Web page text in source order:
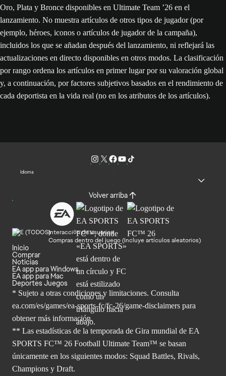
Oro, Plata y Bronce disponibles en Ultimate Team ’26 en el
lanzamiento. No muestra artículos de otros tipos de jugador (por
ejemplo, héroes, iconos o artículos de jugador de la campaña),
incluidos los que se añadan después del lanzamiento, ni reflejará las
actualizaciones en directo disponibles en otros modos. La clasificación
por rango ordena los artículos en primer lugar por su valoración global
y, a continuación, por factores subjetivos basados en el rendimiento de
cada deportista en la vida real (no en los atributos de los artículos).
Idioma
Volver arriba
Interacción de usuarios
Compras dentro del juego (Incluye artículos aleatorios)
Inicio
Comprar
Noticias
EA app para Windows
EA app para Mac
Deportes Juegos
* Sujeto a otras condiciones y limitaciones. Consulta
ea.com/es/games/ea-sports-fc/fc-26/game-disclaimers para
obtenermás información.
** Las estadísticas de la temporada de Gira mundial de EA
SPORTS FC™ 26 Football Ultimate Team™ se basan
únicamente en los siguientes modos: Squad Battles, Rivals,
Champions y Draft.